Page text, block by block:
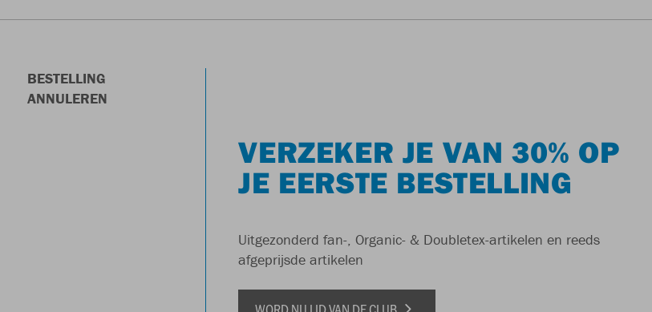
BESTELLING
ANNULEREN
VERZEKER JE VAN 30% OP
JE EERSTE BESTELLING
Uitgezonderd fan-, Organic- & Doubletex-artikelen en reeds
afgeprijsde artikelen